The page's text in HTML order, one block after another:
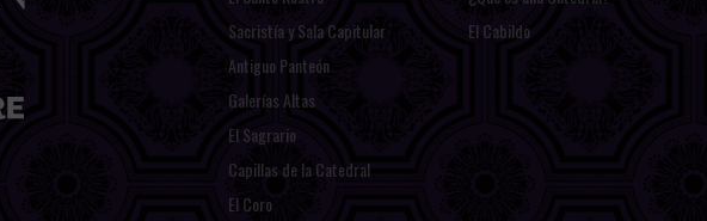
Sacristía y Sala Capitular
Antiguo Panteón
Galerías Altas
El Sagrario
Capillas de la Catedral
El Coro
El Cabildo